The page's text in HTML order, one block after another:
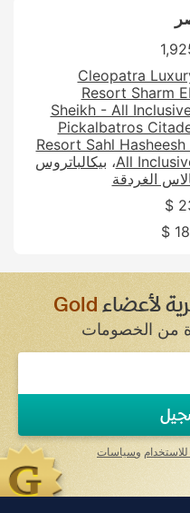
Cleopatra
Resort Sharm
Sheikh - All
Pickalbatros
Resort Sahl Hasheesh
All بيكالباتروس
الغردقة
لأعضاءGold
من الخصومات
وسياسات